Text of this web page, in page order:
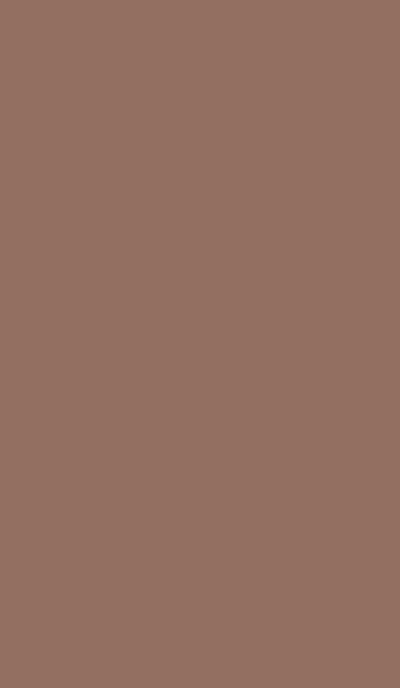
nezameniteľný historický šarm,
Rethymno, kde dovolenkárov očarí
námestia, kde sa miešajú vône
galérie, remeselné dielne či